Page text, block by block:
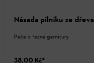
Násada pilníku ze dřeva
Péče o řezné garnitury
38,00 Kč*